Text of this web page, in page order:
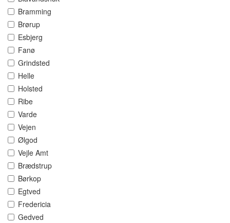
Bramming
Brørup
Esbjerg
Fanø
Grindsted
Helle
Holsted
Ribe
Varde
Vejen
Ølgod
Vejle Amt
Brædstrup
Børkop
Egtved
Fredericia
Gedved